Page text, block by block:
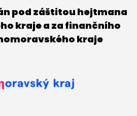
pod záštitou hejtmana
kraje a za finančního
kraje